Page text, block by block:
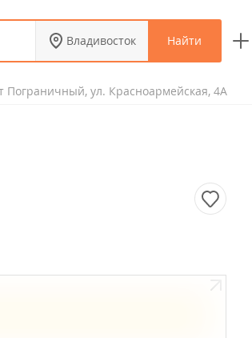
Владивосток Найти
Пограничный, ул. Красноармейская, 4А